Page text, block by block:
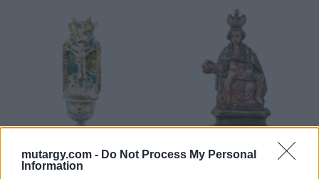
mutargy.com - Do Not Process My Personal
Information
NÉPRAJZI TÁRGYAK
867. tétel:
NÉPRAJZI TÁRGYAK